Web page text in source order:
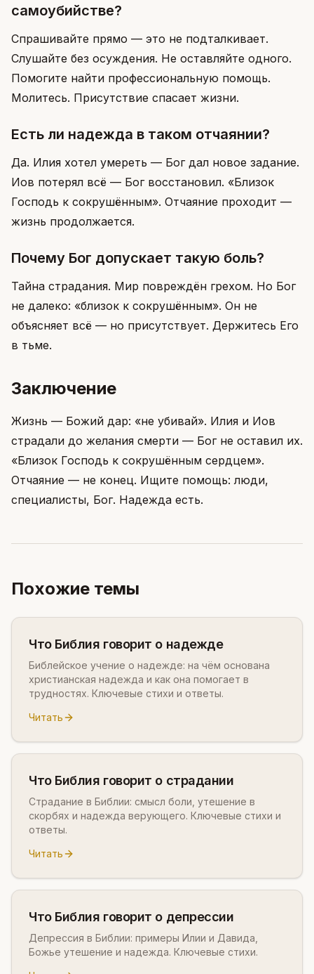
самоубийстве?
Спрашивайте прямо — это не подталкивает.
Слушайте без осуждения. Не оставляйте одного.
Помогите найти профессиональную помощь.
Молитесь. Присутствие спасает жизни.
Есть ли надежда в таком отчаянии?
Да. Илия хотел умереть — Бог дал новое задание.
Иов потерял всё — Бог восстановил. «Близок
Господь к сокрушённым». Отчаяние проходит —
жизнь продолжается.
Почему Бог допускает такую боль?
Тайна страдания. Мир повреждён грехом. Но Бог
не далеко: «близок к сокрушённым». Он не
объясняет всё — но присутствует. Держитесь Его
в тьме.
Заключение
Жизнь — Божий дар: «не убивай». Илия и Иов
страдали до желания смерти — Бог не оставил их.
«Близок Господь к сокрушённым сердцем».
Отчаяние — не конец. Ищите помощь: люди,
специалисты, Бог. Надежда есть.
Похожие темы
Что Библия говорит о надежде
Библейское учение о надежде: на чём основана
христианская надежда и как она помогает в
трудностях. Ключевые стихи и ответы.
Читать
Что Библия говорит о страдании
Страдание в Библии: смысл боли, утешение в
скорбях и надежда верующего. Ключевые стихи и
ответы.
Читать
Что Библия говорит о депрессии
Депрессия в Библии: примеры Илии и Давида,
Божье утешение и надежда. Ключевые стихи.